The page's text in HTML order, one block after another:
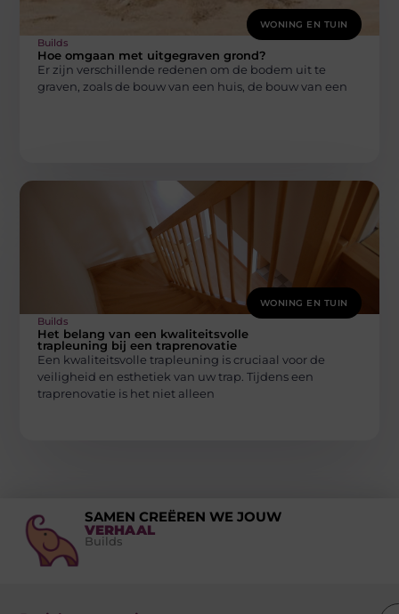
WONING EN TUIN
Builds
Hoe omgaan met uitgegraven grond?
Er zijn verschillende redenen om de bodem uit te
graven, zoals de bouw van een huis, de bouw van een
WONING EN TUIN
Builds
Het belang van een kwaliteitsvolle
trapleuning bij een traprenovatie
Een kwaliteitsvolle trapleuning is cruciaal voor de
veiligheid en esthetiek van uw trap. Tijdens een
traprenovatie is het niet alleen
SAMEN CREËREN WE JOUW
VERHAAL
Builds